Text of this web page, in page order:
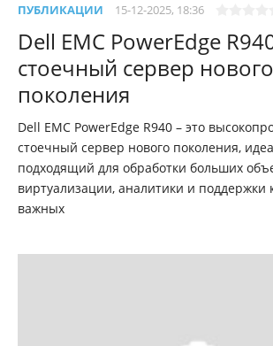
ПУБЛИКАЦИИ 15-12-2025, 18:36
Dell EMC PowerEdge
стоечный сервер нового
поколения
Dell EMC PowerEdge R940 – это
стоечный сервер нового поколения,
подходящий для обработки больших
виртуализации, аналитики и поддержки
важных